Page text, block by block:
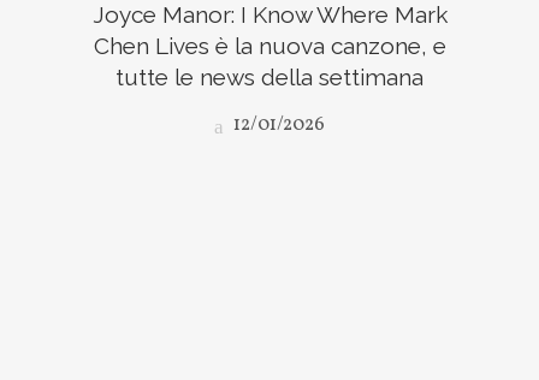
Joyce Manor: I Know Where Mark
Chen Lives è la nuova canzone, e
tutte le news della settimana
12/01/2026